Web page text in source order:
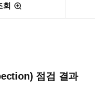
회
점검 결과